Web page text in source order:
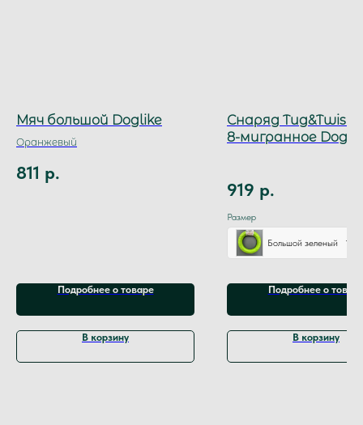
Мяч большой Doglike
Оранжевый
811 р.
Подробнее о товаре
В корзину
Снаряд Tug&Twist
8-мигранное
919 р.
Размер
Большой зеленый
Подробнее о
В корзину